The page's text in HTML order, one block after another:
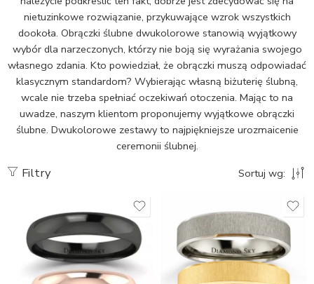
nietuzinkowe rozwiązanie, przykuwające wzrok wszystkich
dookoła. Obrączki ślubne dwukolorowe stanowią wyjątkowy
wybór dla narzeczonych, którzy nie boją się wyrażania swojego
własnego zdania. Kto powiedział, że obrączki muszą odpowiadać
klasycznym standardom? Wybierając własną biżuterię ślubną,
wcale nie trzeba spełniać oczekiwań otoczenia. Mając to na
uwadze, naszym klientom proponujemy wyjątkowe obrączki
ślubne. Dwukolorowe zestawy to najpiękniejsze urozmaicenie
ceremonii ślubnej.
Filtry Sortuj wg: